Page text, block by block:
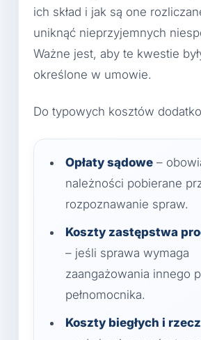
ich skład i jak są one
uniknąć nieprzyjemnych
Ważne jest, aby te kwestie
określone w umowie.
Do typowych kosztów
Opłaty sądowe –
należności pobierane
rozpoznawanie spraw.
Koszty zastępstwa
– jeśli sprawa wymaga
zaangażowania innego
pełnomocnika.
Koszty biegłych i